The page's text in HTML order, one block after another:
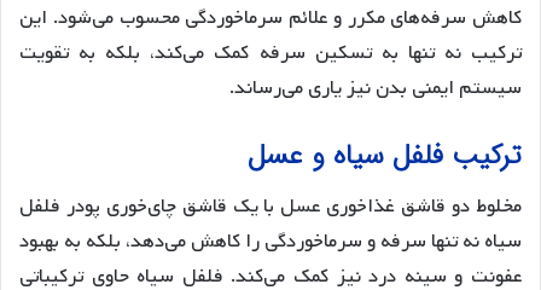
کاهش سرفه‌های مکرر و علائم سرماخوردگی محسوب می‌شود. این
ترکیب نه تنها به تسکین سرفه کمک می‌کند، بلکه به تقویت
سیستم ایمنی بدن نیز یاری می‌رساند.
ترکیب فلفل سیاه و عسل
مخلوط دو قاشق غذاخوری عسل با یک قاشق چای‌خوری پودر فلفل
سیاه نه تنها سرفه و سرماخوردگی را کاهش می‌دهد، بلکه به بهبود
عفونت و سینه درد نیز کمک می‌کند. فلفل سیاه حاوی ترکیباتی